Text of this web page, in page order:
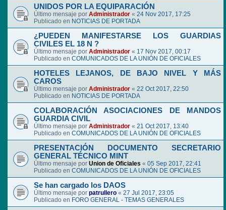
UNIDOS POR LA EQUIPARACIÓN
Último mensaje por Administrador « 24 Nov 2017, 17:25
Publicado en NOTICIAS DE PORTADA
¿PUEDEN MANIFESTARSE LOS GUARDIAS
CIVILES EL 18 N ?
Último mensaje por Administrador « 17 Nov 2017, 00:17
Publicado en COMUNICADOS DE LA UNIÓN DE OFICIALES
HOTELES LEJANOS, DE BAJO NIVEL Y MÁS
CAROS
Último mensaje por Administrador « 22 Oct 2017, 22:50
Publicado en NOTICIAS DE PORTADA
COLABORACIÓN ASOCIACIONES DE MANDOS
GUARDIA CIVIL
Último mensaje por Administrador « 21 Oct 2017, 13:40
Publicado en COMUNICADOS DE LA UNIÓN DE OFICIALES
PRESENTACIÓN DOCUMENTO SECRETARIO
GENERAL TÉCNICO MINT
Último mensaje por Union de Oficiales « 05 Sep 2017, 22:41
Publicado en COMUNICADOS DE LA UNIÓN DE OFICIALES
Se han cargado los DAOS
Último mensaje por patrullero « 27 Jul 2017, 23:05
Publicado en FORO GENERAL - TEMAS GENERALES